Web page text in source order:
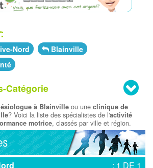
Nord
Blainville
Catégorie
à Blainville ou une clinique de
? Voici la liste des spécialistes de l'activité
motrice, classés par ville et région.
: 1 DE 1